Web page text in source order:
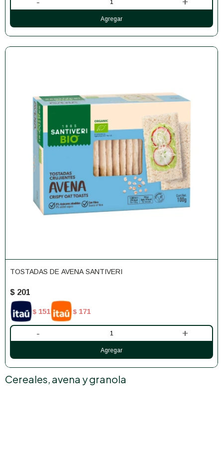
TOSTADAS DE AVENA SANTIVERI
$ 201
$ 151 $ 171
- +
Cereales, avena y granola